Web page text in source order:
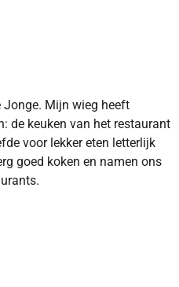
Jonge. Mijn wieg heeft
de keuken van het restaurant
voor lekker eten letterlijk
goed koken en namen ons